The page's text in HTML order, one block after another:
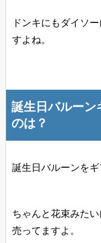
ドンキにもダイソ
すよね。
誕生日バルーン
のは？
誕生日バルーンをギ
ちゃんと花束みた
売ってますよ。